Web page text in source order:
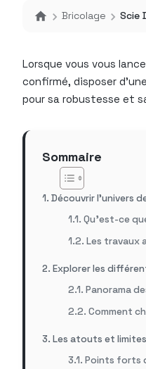
Bricolage Scie
Lorsque vous vous
confirmé, disposer
pour sa robustesse et
Sommaire
Découvrir l’univers
Qu’est-ce
Les travaux
Explorer les
Panorama
Comment
Les atouts et
Points forts